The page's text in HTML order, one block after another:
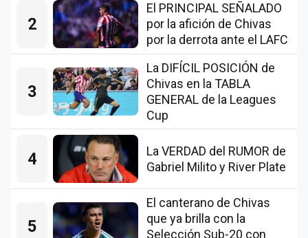
2
El PRINCIPAL SEÑALADO
por la afición de Chivas
por la derrota ante el LAFC
3
La DIFÍCIL POSICIÓN de
Chivas en la TABLA
GENERAL de la Leagues
Cup
4
La VERDAD del RUMOR de
Gabriel Milito y River Plate
5
El canterano de Chivas
que ya brilla con la
Selección Sub-20 con